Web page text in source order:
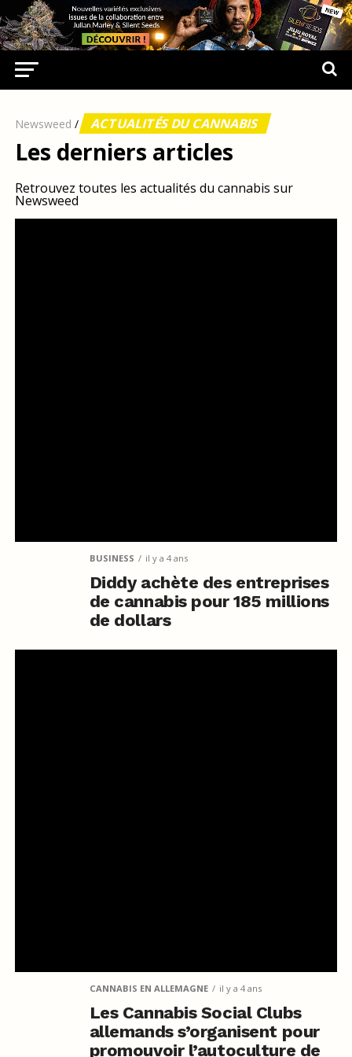
Newsweed / ACTUALITÉS DU CANNABIS
Les derniers articles
Retrouvez toutes les actualités du cannabis sur
Newsweed
BUSINESS il y a 4 ans
Diddy achète des entreprises
de cannabis pour 185 millions
de dollars
CANNABIS EN ALLEMAGNE il y a 4 ans
Les Cannabis Social Clubs
allemands s’organisent pour
promouvoir l’autoculture de